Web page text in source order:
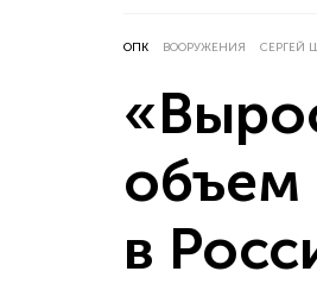
ОПК ВООРУЖЕНИЯ СЕРГЕЙ
объем
в